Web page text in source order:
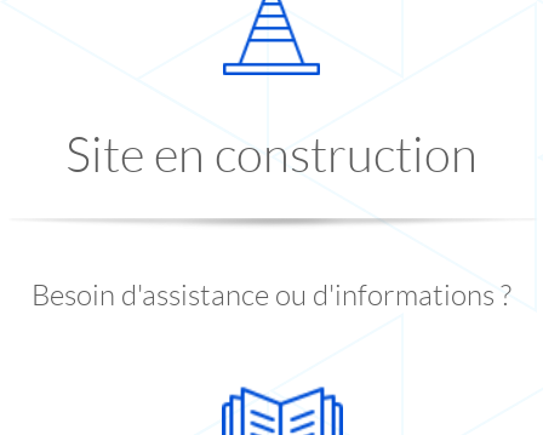
Site en construction
Besoin d'assistance ou d'informations ?